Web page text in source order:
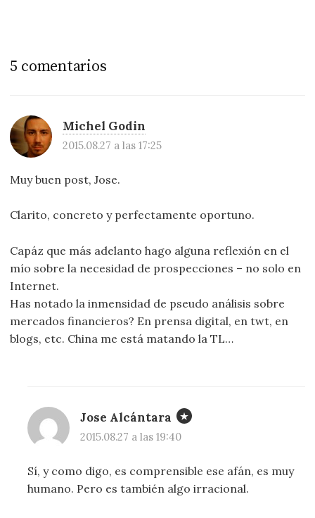
5 comentarios
Michel Godin
2015.08.27 a las 17:25
Muy buen post, Jose.
Clarito, concreto y perfectamente oportuno.
Capáz que más adelanto hago alguna reflexión en el
mío sobre la necesidad de prospecciones – no solo en
Internet.
Has notado la inmensidad de pseudo análisis sobre
mercados financieros? En prensa digital, en twt, en
blogs, etc. China me está matando la TL…
Jose Alcántara
2015.08.27 a las 19:40
Sí, y como digo, es comprensible ese afán, es muy
humano. Pero es también algo irracional.